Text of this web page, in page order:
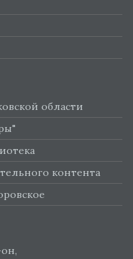
области
контента